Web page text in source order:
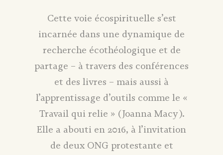
Cette voie écospirituelle s’est
incarnée dans une dynamique de
recherche écothéologique et de
partage – à travers des conférences
et des livres – mais aussi à
l’apprentissage d’outils comme le «
Travail qui relie » (Joanna Macy).
Elle a abouti en 2016, à l’invitation
de deux ONG protestante et